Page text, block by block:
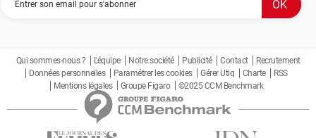
Qui sommes-nous ? L'équipe Notre société Publicité Contact
Recrutement
Données personnelles
Paramétrer les cookies Gérer Utiq Charte
RSS
Mentions légales
Groupe Figaro ©2025 CCM Benchmark